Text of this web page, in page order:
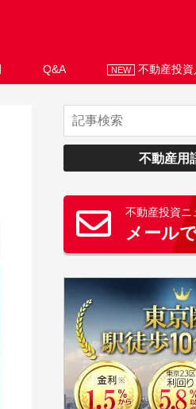
Q&A NEW 不動産投資
不動産用
不動産投資ニ
メール